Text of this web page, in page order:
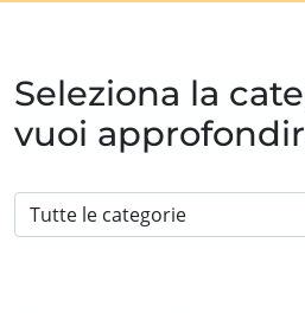
Seleziona la
vuoi